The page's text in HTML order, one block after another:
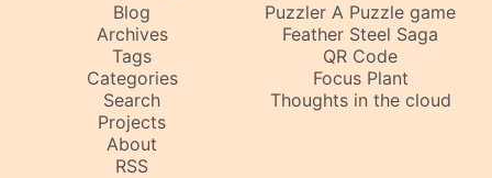
Blog
Archives
Tags
Categories
Search
Projects
About
RSS
Puzzler A Puzzle game
Feather Steel Saga
QR Code
Focus Plant
Thoughts in the cloud